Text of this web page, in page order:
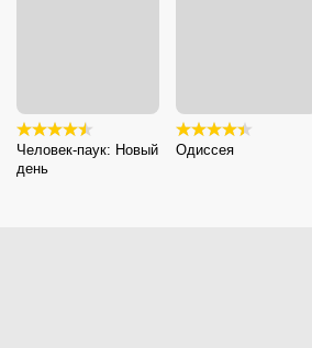
Человек-паук: Новый
день
Одиссея